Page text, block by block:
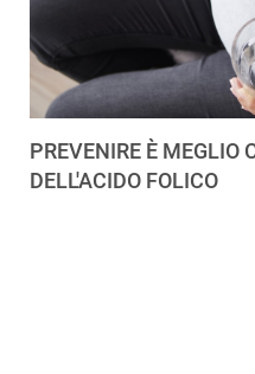
PREVENIRE È MEGLIO
DELL'ACIDO FOLICO